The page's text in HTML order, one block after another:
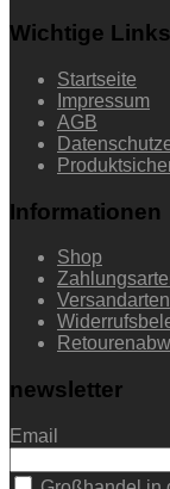
Wichtige Links
Startseite
Impressum
AGB
Informationen
Shop
Versandarten
newsletter
Email